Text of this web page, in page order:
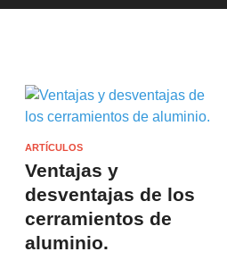
ARTÍCULOS
Ventajas y
desventajas de los
cerramientos de
aluminio.